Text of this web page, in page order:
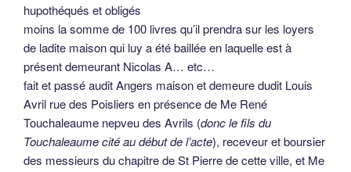
hupothéqués et obligés
moins la somme de 100 livres qu’il prendra sur les loyers
de ladite maison qui luy a été baillée en laquelle est à
présent demeurant Nicolas A… etc…
fait et passé audit Angers maison et demeure dudit Louis
Avril rue des Poisliers en présence de Me René
Touchaleaume nepveu des Avrils (donc le fils du
Touchaleaume cité au début de l’acte), receveur et boursier
des messieurs du chapitre de St Pierre de cette ville, et Me